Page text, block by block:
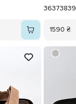
36373839
1590 ₴